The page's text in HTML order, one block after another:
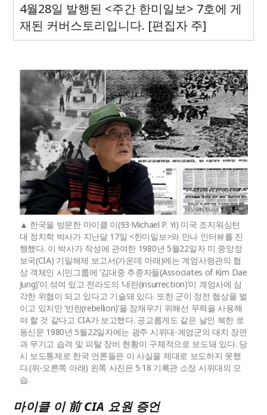
4월28일 발행된 <주간 한미일보> 7호에 게
재된 커버스토리입니다. [편집자 주]
한국을 방문한 마이클 이(93·Michael P. Yi) 미국 조지워싱턴
대 정치학 박사가 지난달 17일 <한미일보>와 만나 인터뷰를 진
행했다. 이 박사가 작성에 관여한 1980년 5월22일자 미 중앙정
보국(CIA) 기밀해제 보고서(가운데 아래)에는 계엄사령관의 협
상 객체인 시민그룹에 ‘김대중 추종자들(Associates of Kim Dae
Jung)’이 섞여 있고 전라도의 ‘내란(insurrection)’이 계엄사에 심
각한 위협이 되고 있다고 기술돼 있다. 또한 군이 정전 협상을 벌
이고 있지만 ‘반란(rebellion)’을 잠재우기 위해선 무력을 사용해
야 할 것 같다고 CIA가 보고했다. 공교롭게도 같은 날인 북한 로
동신문 1980년 5월22일자에는 광주 시위대-계엄군의 대치 장면
과 무기고 습격 및 피탈 장비 현황이 구체적으로 보도돼 있다. 당
시 보도통제로 한국 언론들은 이 사실을 제대로 보도하지 못했
다.(위-오른쪽 아래) 왼쪽 사진은 5·18 기록관 소장 시위대의 모
습.
마이클 이 前 CIA 요원 증언